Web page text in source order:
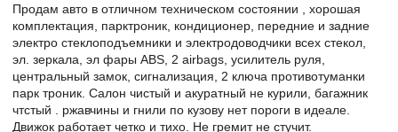
Продам авто в отличном техническом состоянии , хорошая
комплектация, парктроник, кондиционер, передние и задние
электро стеклоподъемники и электродоводчики всех стекол,
эл. зеркала, эл фары ABS, 2 airbags, усилитель руля,
центральный замок, сигнализация, 2 ключа противотуманки
парк троник. Салон чистый и акуратный не курили, багажник
чтстый . ржавчины и гнили по кузову нет пороги в идеале.
Движок работает четко и тихо. Не гремит не стучит.